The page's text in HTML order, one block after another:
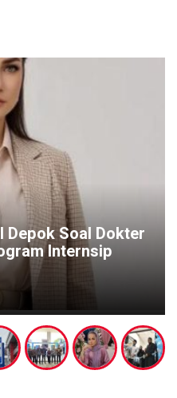
Depok Soal Dokter
Internsip